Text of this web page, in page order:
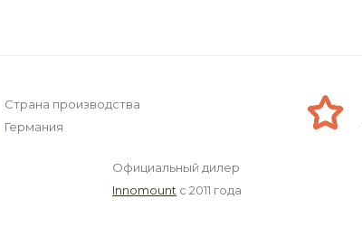
Страна производства
Германия
Официальный дилер
Innomount с 2011 года